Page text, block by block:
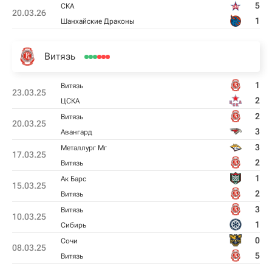
20.03.26
СКА 5
Шанхайские Драконы 1
Витязь
23.03.25
Витязь 1
ЦСКА 2
20.03.25
Витязь 2
Авангард 3
17.03.25
Металлург Мг 3
Витязь 2
15.03.25
Ак Барс 1
Витязь 2
10.03.25
Витязь 3
Сибирь 1
08.03.25
Сочи 0
Витязь 5